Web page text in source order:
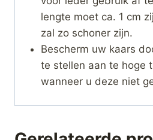
lengte moet ca. 1 cm
zal zo schoner zijn.
Bescherm uw kaars
te stellen aan te hoge
wanneer u deze niet